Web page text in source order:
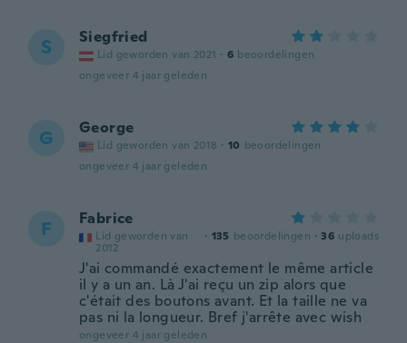
S Siegfried
Lid geworden van 2021 · 6 beoordelingen
ongeveer 4 jaar geleden
G George
Lid geworden van 2018 · 10 beoordelingen
ongeveer 4 jaar geleden
F Fabrice
Lid geworden van
2012
· 135 beoordelingen · 36 uploads
J'ai commandé exactement le même article
il y a un an. Là J'ai reçu un zip alors que
c'était des boutons avant. Et la taille ne va
pas ni la longueur. Bref j'arrête avec wish
ongeveer 4 jaar geleden